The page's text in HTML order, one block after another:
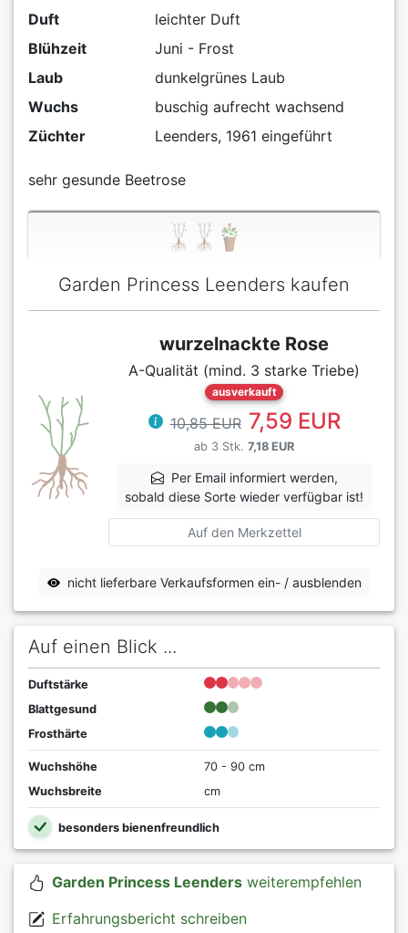
Duft
leichter Duft
Blühzeit
Juni - Frost
Laub
dunkelgrünes Laub
Wuchs
buschig aufrecht wachsend
Züchter
Leenders, 1961 eingeführt
sehr gesunde Beetrose
Garden Princess Leenders kaufen
wurzelnackte Rose
A-Qualität (mind. 3 starke Triebe)
ausverkauft
10,85 EUR 7,59 EUR
ab 3 Stk. 7,18 EUR
Per Email informiert werden,
sobald diese Sorte wieder verfügbar ist!
Auf den Merkzettel
nicht lieferbare Verkaufsformen ein- / ausblenden
Auf einen Blick ...
Duftstärke
Blattgesund
Frosthärte
Wuchshöhe
70 - 90 cm
Wuchsbreite
cm
besonders bienenfreundlich
Garden Princess Leendersweiterempfehlen
Erfahrungsbericht schreiben